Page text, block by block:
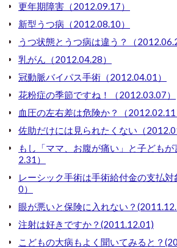
更年期障害（2012.09.17）
新型うつ病（2012.08.10）
うつ状態とうつ病は違う？（
乳がん（2012.04.28）
冠動脈バイパス手術（2012.04.01）
花粉症の季節ですね！（2012.03.07）
血圧の左右差は危険か？（2012.02.11
佐助だけには見られたくない（
もし「ママ、お腹が痛い」と子ども
2.31）
レーシック手術は手術給付金の支払
0）
眼が悪いと保険に入れない？
注射は好きですか？(2011.12.01)
こどもの大病もよく聞いてみると？